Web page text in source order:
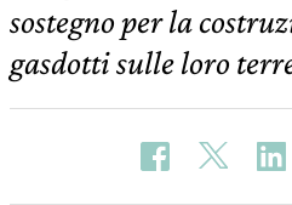
sostegno per la
gasdotti sulle loro